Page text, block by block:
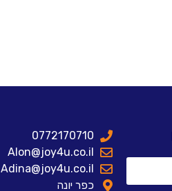
0772170710
Alon@joy4u.co.il
Adina@joy4u.co.il
כפר יונה